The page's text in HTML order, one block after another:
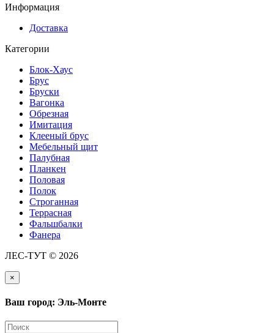
Информация
Доставка
Категории
Блок-Хаус
Брус
Бруски
Вагонка
Обрезная
Имитация
Клееный брус
Мебельный щит
Палубная
Планкен
Половая
Полок
Строганная
Террасная
Фальшбалки
Фанера
ЛЕС-ТУТ © 2026
×
Ваш город: Эль-Монте